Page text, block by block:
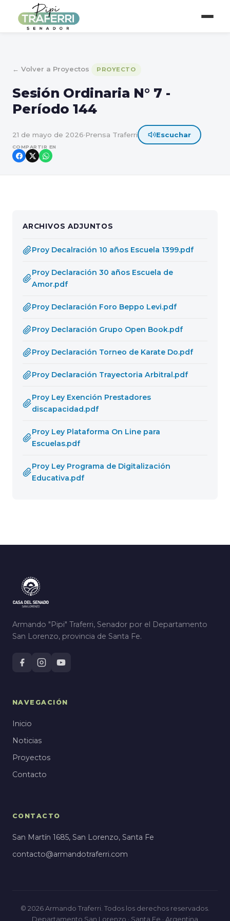
← Volver a Proyectos PROYECTO
Sesión Ordinaria N° 7 -
Período 144
21 de mayo de 2026·Prensa Traferri Escuchar
COMPARTIR EN
ARCHIVOS ADJUNTOS
Proy Decalración 10 años Escuela 1399.pdf
Proy Declaración 30 años Escuela de
Amor.pdf
Proy Declaración Foro Beppo Levi.pdf
Proy Declaración Grupo Open Book.pdf
Proy Declaración Torneo de Karate Do.pdf
Proy Declaración Trayectoria Arbitral.pdf
Proy Ley Exención Prestadores
discapacidad.pdf
Proy Ley Plataforma On Line para
Escuelas.pdf
Proy Ley Programa de Digitalización
Educativa.pdf
Armando "Pipi" Traferri, Senador por el Departamento
San Lorenzo, provincia de Santa Fe.
NAVEGACIÓN
Inicio
Noticias
Proyectos
Contacto
CONTACTO
San Martín 1685, San Lorenzo, Santa Fe
contacto@armandotraferri.com
© 2026 Armando Traferri. Todos los derechos reservados.
Departamento San Lorenzo · Santa Fe · Argentina